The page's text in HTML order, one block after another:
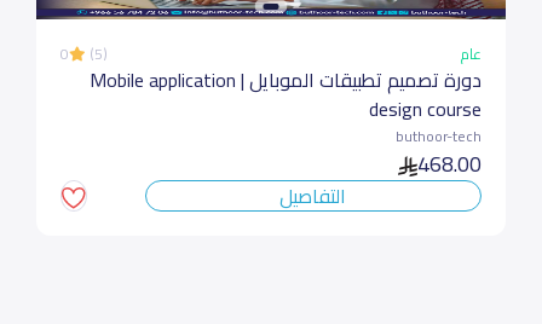
عام (5)
0
دورة تصميم تطبيقات الموبايل | Mobile application
design course
buthoor-tech
468.00
التفاصيل